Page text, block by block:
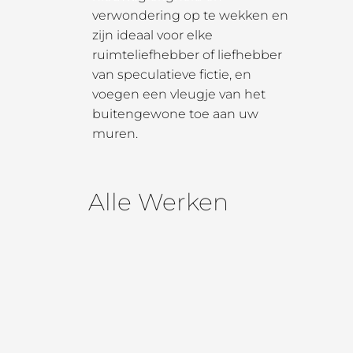
verwondering op te wekken en
zijn ideaal voor elke
ruimteliefhebber of liefhebber
van speculatieve fictie, en
voegen een vleugje van het
buitengewone toe aan uw
muren.
Alle Werken